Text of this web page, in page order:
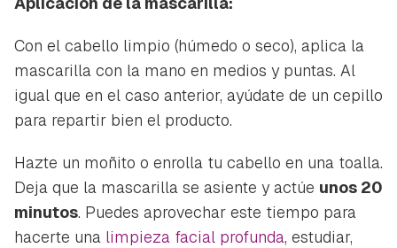
Con el cabello limpio (húmedo o seco), aplica la
mascarilla con la mano en medios y puntas. Al
igual que en el caso anterior, ayúdate de un cepillo
para repartir bien el producto.
Hazte un moñito o enrolla tu cabello en una toalla.
Deja que la mascarilla se asiente y actúe unos 20
minutos. Puedes aprovechar este tiempo para
hacerte una limpieza facial profunda, estudiar,